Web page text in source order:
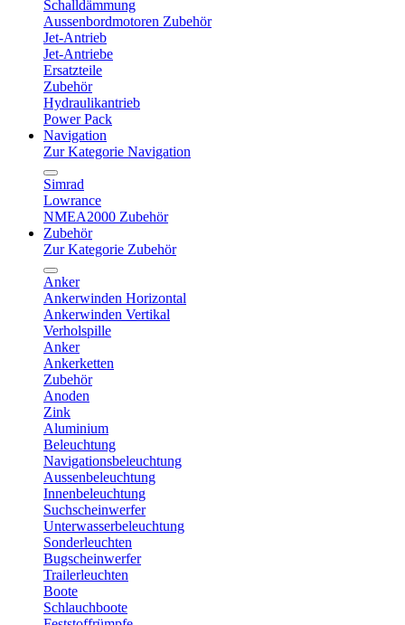
Schalldämmung
Aussenbordmotoren Zubehör
Jet-Antrieb
Jet-Antriebe
Ersatzteile
Zubehör
Hydraulikantrieb
Power Pack
Navigation
Zur Kategorie Navigation
Simrad
Lowrance
NMEA2000 Zubehör
Zubehör
Zur Kategorie Zubehör
Anker
Ankerwinden Horizontal
Ankerwinden Vertikal
Verholspille
Anker
Ankerketten
Zubehör
Anoden
Zink
Aluminium
Beleuchtung
Navigationsbeleuchtung
Aussenbeleuchtung
Innenbeleuchtung
Suchscheinwerfer
Unterwasserbeleuchtung
Sonderleuchten
Bugscheinwerfer
Trailerleuchten
Boote
Schlauchboote